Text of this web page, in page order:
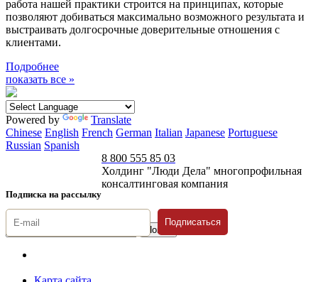
работа нашей практики строится на принципах, которые
позволяют добиваться максимально возможного результата и
выстраивать долгосрочные доверительные отношения с
клиентами.
Подробнее
показать все »
Powered by
Translate
Chinese English French German Italian Japanese Portuguese
Russian Spanish
Подписка на рассылку
8 800 555 85 03
Холдинг "Люди Дела" многопрофильная
консалтинговая компания
Подписаться